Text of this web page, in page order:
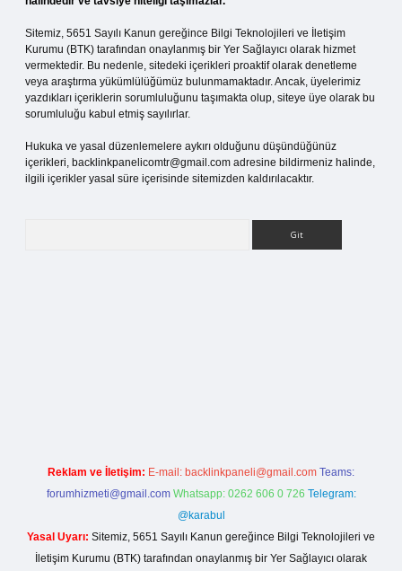
Sitemiz, 5651 Sayılı Kanun gereğince Bilgi Teknolojileri ve İletişim
Kurumu (BTK) tarafından onaylanmış bir Yer Sağlayıcı olarak hizmet
vermektedir. Bu nedenle, sitedeki içerikleri proaktif olarak denetleme
veya araştırma yükümlülüğümüz bulunmamaktadır. Ancak, üyelerimiz
yazdıkları içeriklerin sorumluluğunu taşımakta olup, siteye üye olarak bu
sorumluluğu kabul etmiş sayılırlar.
Hukuka ve yasal düzenlemelere aykırı olduğunu düşündüğünüz
içerikleri, backlinkpanelicomtr@gmail.com adresine bildirmeniz halinde,
ilgili içerikler yasal süre içerisinde sitemizden kaldırılacaktır.
Reklam ve İletişim: E-mail: backlinkpaneli@gmail.com Teams:
forumhizmeti@gmail.com Whatsapp: 0262 606 0 726 Telegram:
@karabul
Yasal Uyarı: Sitemiz, 5651 Sayılı Kanun gereğince Bilgi Teknolojileri ve
İletişim Kurumu (BTK) tarafından onaylanmış bir Yer Sağlayıcı olarak